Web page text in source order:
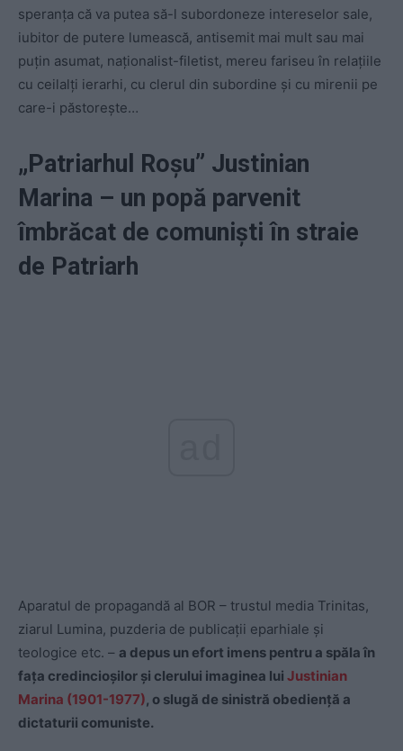
speranța că va putea să-l subordoneze intereselor sale,
iubitor de putere lumească, antisemit mai mult sau mai
puțin asumat, naționalist-filetist, mereu fariseu în relațiile
cu ceilalți ierarhi, cu clerul din subordine și cu mirenii pe
care-i păstorește…
„Patriarhul Roșu” Justinian
Marina – un popă parvenit
îmbrăcat de comuniști în straie
de Patriarh
Aparatul de propagandă al BOR – trustul media Trinitas,
ziarul Lumina, puzderia de publicații eparhiale și
teologice etc. – a depus un efort imens pentru a spăla în
fața credincioșilor și clerului imaginea lui Justinian
Marina (1901-1977), o slugă de sinistră obediență a
dictaturii comuniste.